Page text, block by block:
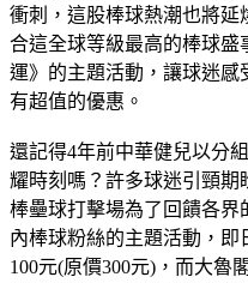
衝刺，這股棒球熱潮也將
合這全球等級最高的棒球盛
運》的主題活動，讓球迷
有超值的優惠。
還記得4年前中華健兒以分
耀時刻嗎？許多球迷引頸期
棒壘球打擊場為了回饋各界
內棒球粉絲的主題活動，即
100元(原價300元)，而大魯